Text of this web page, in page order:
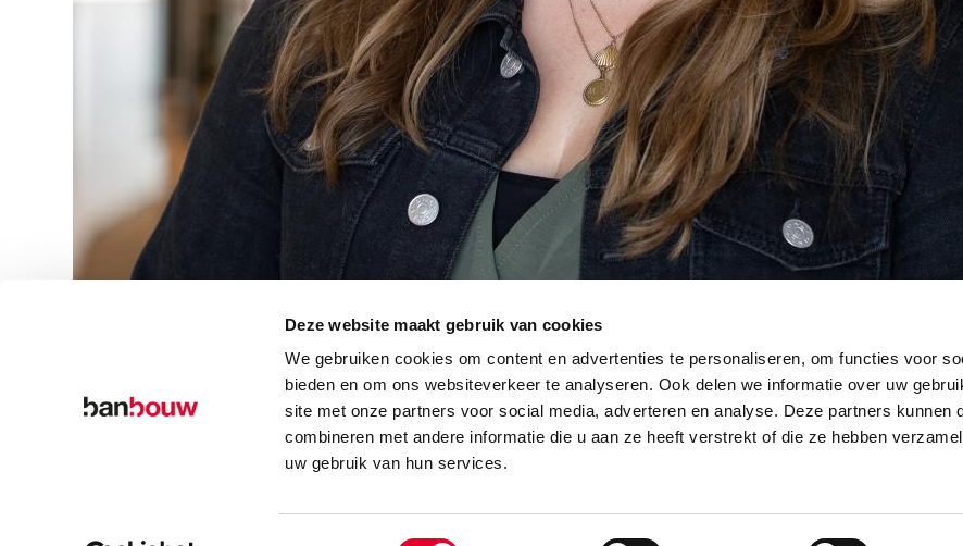
Deze website maakt gebruik van cookies
We gebruiken cookies om content en advertenties te personaliseren, om functies voor
bieden en om ons websiteverkeer te analyseren. Ook delen we informatie over uw
site met onze partners voor social media, adverteren en analyse. Deze partners kunnen
combineren met andere informatie die u aan ze heeft verstrekt of die ze hebben
uw gebruik van hun services.
Toestemmingsselectie
© Copyright – BanBouw | Onderdeel van deBanGroep|Algemene voorwaarden|Privacybeleid